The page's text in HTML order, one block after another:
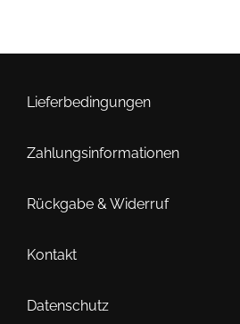
Lieferbedingungen
Zahlungsinformationen
Rückgabe & Widerruf
Kontakt
Datenschutz